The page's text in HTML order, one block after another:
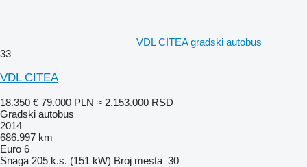
VDL CITEA gradski autobus
33
VDL CITEA
18.350 € 79.000 PLN ≈ 2.153.000 RSD
Gradski autobus
2014
686.997 km
Euro 6
Snaga 205 k.s. (151 kW) Broj mesta 30